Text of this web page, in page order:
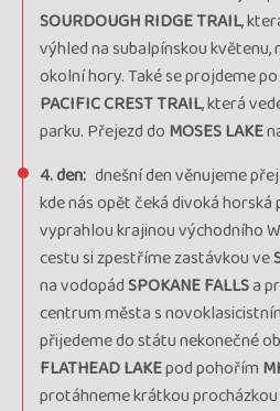
SOURDOUGH RIDGE TRAIL,
výhled na subalpínskou
okolní hory. Také se projdeme
PACIFIC CREST TRAIL, která
parku. Přejezd do MOSES LAKE
4. den: dnešní den věnujeme
kde nás opět čeká divoká
vyprahlou krajinou východního
cestu si zpestříme zastávkou ve
na vodopádSPOKANE FALLSa
centrum města s
přijedeme do státu nekonečné
FLATHEAD LAKEpod pohořím
protáhneme krátkou procházkou